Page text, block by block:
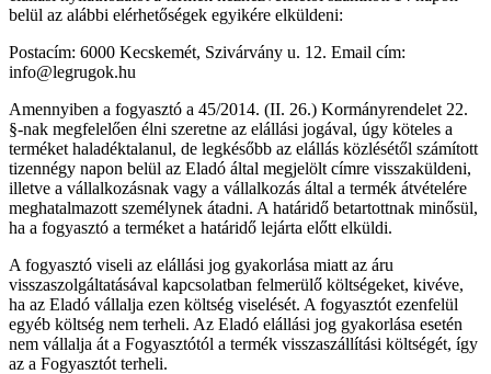
belül az alábbi elérhetőségek egyikére elküldeni:
Postacím: 6000 Kecskemét, Szivárvány u. 12. Email cím:
info@legrugok.hu
Amennyiben a fogyasztó a 45/2014. (II. 26.) Kormányrendelet 22.
§-nak megfelelően élni szeretne az elállási jogával, úgy köteles a
terméket haladéktalanul, de legkésőbb az elállás közlésétől számított
tizennégy napon belül az Eladó által megjelölt címre visszaküldeni,
illetve a vállalkozásnak vagy a vállalkozás által a termék átvételére
meghatalmazott személynek átadni. A határidő betartottnak minősül,
ha a fogyasztó a terméket a határidő lejárta előtt elküldi.
A fogyasztó viseli az elállási jog gyakorlása miatt az áru
visszaszolgáltatásával kapcsolatban felmerülő költségeket, kivéve,
ha az Eladó vállalja ezen költség viselését. A fogyasztót ezenfelül
egyéb költség nem terheli. Az Eladó elállási jog gyakorlása esetén
nem vállalja át a Fogyasztótól a termék visszaszállítási költségét, így
az a Fogyasztót terheli.